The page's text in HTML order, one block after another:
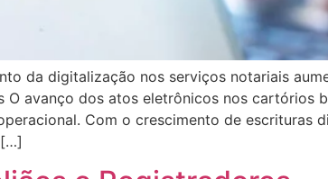
da digitalização nos serviços notariais
O avanço dos atos eletrônicos nos cartórios
Com o crescimento de escrituras